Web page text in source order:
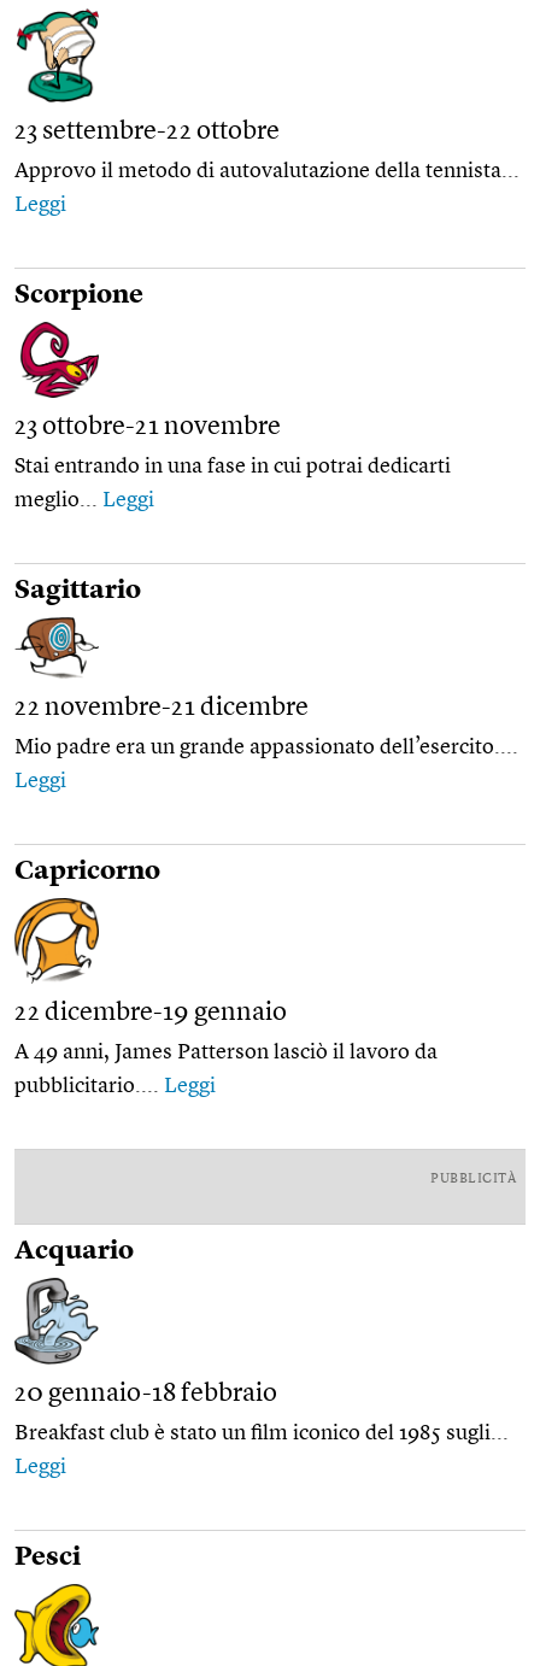
23 settembre-22 ottobre
Approvo il metodo di autovalutazione della tennista...
Leggi
Scorpione
23 ottobre-21 novembre
Stai entrando in una fase in cui potrai dedicarti
meglio... Leggi
Sagittario
22 novembre-21 dicembre
Mio padre era un grande appassionato dell’esercito....
Leggi
Capricorno
22 dicembre-19 gennaio
A 49 anni, James Patterson lasciò il lavoro da
pubblicitario.... Leggi
PUBBLICITÀ
Acquario
20 gennaio-18 febbraio
Breakfast club è stato un film iconico del 1985 sugli...
Leggi
Pesci